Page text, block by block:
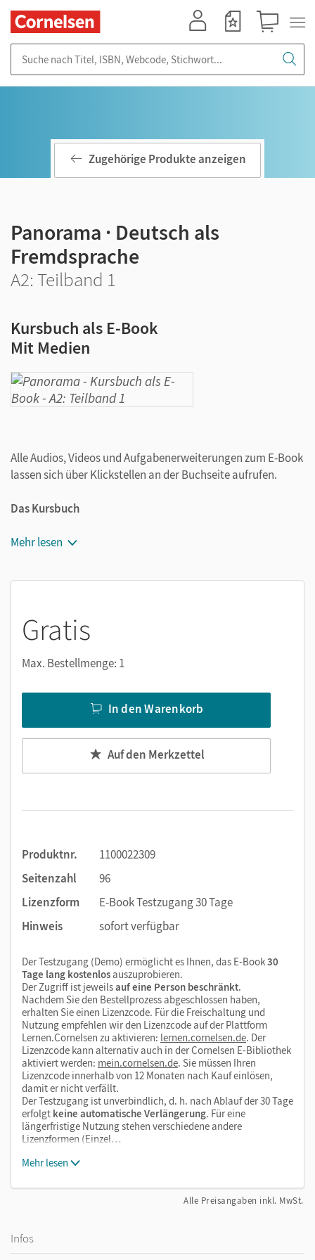
Zugehörige Produkte anzeigen
Panorama · Deutsch als
Fremdsprache
A2: Teilband 1
Kursbuch als E-Book
Mit Medien
Alle Audios, Videos und Aufgabenerweiterungen zum E-Book
lassen sich über Klickstellen an der Buchseite aufrufen.
Das Kursbuch
Die Lerninhalte und Sprachhandlungen werden
am Ende der Einheiten bieten Einblick in den Alltag der
deutschsprachigen Länder.
Die großzügig bebilderten Panorama-Seiten sorgen
landeskundliche Inhalte unmittelbar in den DaF-
Unterricht.
Mit dem Kauf erhalten Sie einen Code zur Freischaltung des
E-Books und der interaktiven Übungen auf
Mehr lesen
Gratis
Max. Bestellmenge: 1
In den Warenkorb
Auf den Merkzettel
Produktnr.
1100022309
Seitenzahl
96
Lizenzform
E-Book Testzugang 30 Tage
Hinweis
sofort verfügbar
Der Testzugang (Demo) ermöglicht es Ihnen, das E-Book30
Tage lang kostenlosauszuprobieren.
Der Zugriff ist jeweilsauf eine Person beschränkt.
Nachdem Sie den Bestellprozess abgeschlossen haben,
erhalten Sie einen Lizenzcode. Für die Freischaltung und
Nutzung empfehlen wir den Lizenzcode auf der Plattform
Lernen.Cornelsen zu aktivieren: lernen.cornelsen.de. Der
Lizenzcode kann alternativ auch in der Cornelsen E-Bibliothek
aktiviert werden: mein.cornelsen.de. Sie müssen Ihren
Lizenzcode innerhalb von 12 Monaten nach Kauf einlösen,
damit er nicht verfällt.
Der Testzugang ist unverbindlich, d. h. nach Ablauf der 30 Tage
erfolgt keine automatische Verlängerung. Für eine
längerfristige Nutzung stehen verschiedene andere
Lizenzformen (Einzel…
Mehr lesen
Alle Preisangaben inkl. MwSt.
Infos